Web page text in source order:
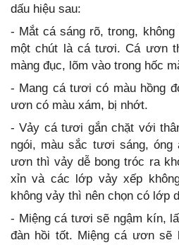
dấu hiệu sau:
- Mắt cá sáng rõ, trong,
một chút là cá tươi. Cá ươn
màng đục, lõm vào trong hốc
- Mang cá tươi có màu hồng
ươn có màu xám, bị nhớt.
- Vảy cá tươi gắn chặt với
ngói, màu sắc tươi sáng, óng
ươn thì vảy dễ bong tróc ra
xỉn và các lớp vảy xếp
không vảy thì nên chọn có lớp
- Miệng cá tươi sẽ ngậm kín,
đàn hồi tốt. Miệng cá ươn sẽ